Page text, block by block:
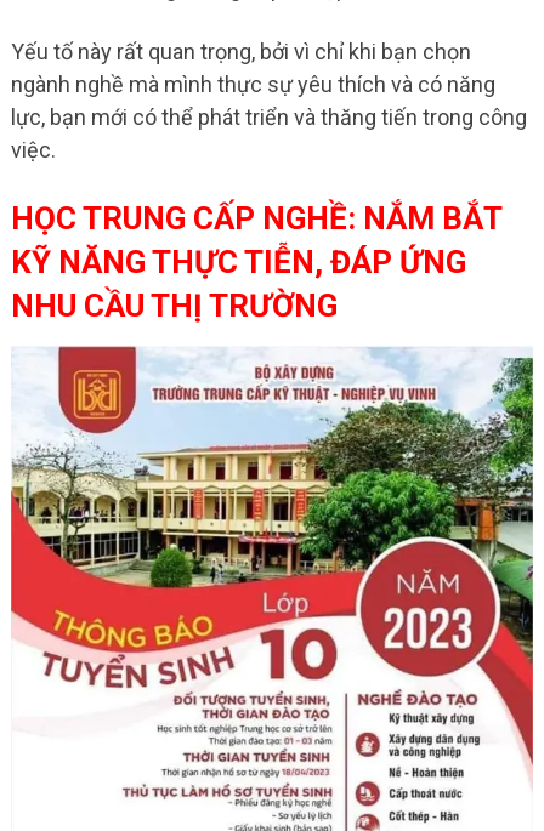
Yếu tố này rất quan trọng, bởi vì chỉ khi bạn chọn
ngành nghề mà mình thực sự yêu thích và có năng
lực, bạn mới có thể phát triển và thăng tiến trong công
việc.
HỌC TRUNG CẤP NGHỀ: NẮM BẮT
KỸ NĂNG THỰC TIỄN, ĐÁP ỨNG
NHU CẦU THỊ TRƯỜNG